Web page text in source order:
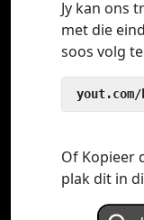
Jy kan ons
met die
soos volg
yout.com/
Of Kopieer
plak dit in